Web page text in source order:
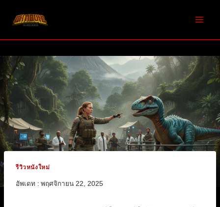
รีวิวหนังใหม่
อัพเดท : พฤศจิกายน 22, 2025